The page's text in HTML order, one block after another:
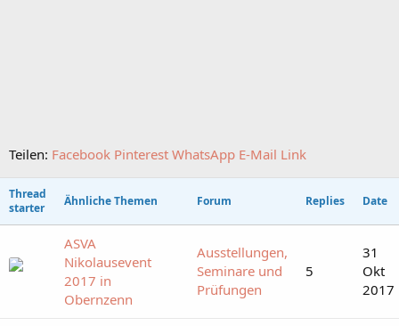
Teilen: Facebook Pinterest WhatsApp E-Mail Link
Thread
starter
Ähnliche Themen Forum Replies Date
ASVA
Nikolausevent
2017 in
Obernzenn
Ausstellungen,
Seminare und
Prüfungen
5
31
Okt
2017